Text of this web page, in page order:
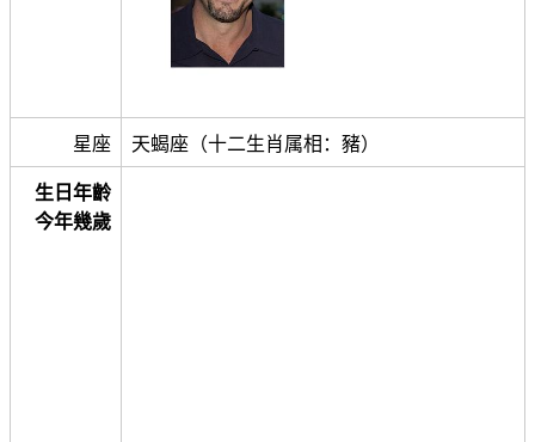
星座 天蝎座（十二生肖属相：豬）
生日年齡
今年幾歲